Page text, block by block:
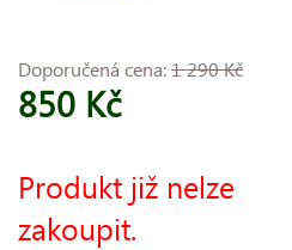
Doporučená cena:1 290 Kč
850 Kč
Produkt již nelze
zakoupit.